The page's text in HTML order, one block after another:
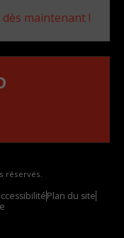
maintenant !
réservés.
Plan du site